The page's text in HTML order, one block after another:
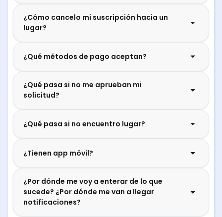
¿Cómo cancelo mi suscripción hacia un
lugar?
¿Qué métodos de pago aceptan?
¿Qué pasa si no me aprueban mi
solicitud?
¿Qué pasa si no encuentro lugar?
¿Tienen app móvil?
¿Por dónde me voy a enterar de lo que
sucede? ¿Por dónde me van a llegar
notificaciones?